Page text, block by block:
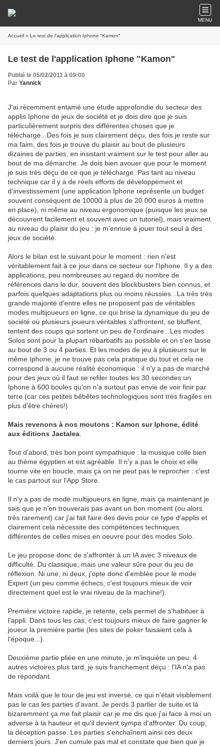
MENU
Accueil » Le test de l'application Iphone "Kamon"
Le test de l'application Iphone "Kamon"
Publié le 05/02/2011 à 09:00
Par Yannick
J'ai récemment entamé une étude approfondie du secteur des
applis Iphone de jeux de société et je dois dire que je suis
particulièrement surpris des différentes choses que je
télécharge...Des fois je suis clairement déçu, des fois je reste sur
ma faim, des fois je trouve du plaisir au bout de plusieurs
dizaines de parties, en insistant vraiment sur le test pour aller au
bout de ma démarche. Je dois bien avouer que pour le moment
je suis très déçu de ce que je télécharge. Pas tant au niveau
technique car il y a de réels efforts de développement et
d'investissement (une application Iphone représente un budget
souvent conséquent de 10000 à plus de 20 000 euros à mettre
en place), ni même au niveau ergonomique (puisque les jeux se
découvrent facilement et souvent avec un tutoriel), mais vraiment
au niveau du plaisir du jeu : je m'ennuie à jouer tout seul à des
jeux de société.
Alors le bilan est le suivant pour le moment : rien n'est
véritablement fait à ce jour dans ce secteur sur l'Iphone. Il y a des
applications, peu nombreuses au regard du nombre de
références dans le dur, souvent des blockbusters bien connus, et
parfois quelques adaptations plus ou moins réussies...La très très
grande majorité d'entre elles ne proposent pas de véritables
modes multijoueurs en ligne, ce qui brise la dynamique du jeu de
société où plusieurs joueurs véritables s'affrontent, se bluffent,
tentent des coups qui sortent un peu de l'ordinaire...Les modes
Solos sont pour la plupart rébarbatifs au possible et on s'en lasse
au bout de 3 ou 4 parties. Et les modes de jeu à plusieurs sur le
même Iphone, je ne trouve pas cela pratique du tout et cela ne
correspond à aucune réalité économique : il n'y a pas de marché
pour des jeux où il faut se refiler toutes les 30 secondes un
Iphone à 600 boules qu'on n'a surtout pas envie de voir finir par
terre (car ces petites bêbêtes technologiques sont très fragiles en
plus d'être chères!)
Mais revenons à nos moutons : Kamon sur Iphone, édité
aux éditions Jactalea
Tout d'abord, très bon point sympathique : la musique colle bien
au thème égyptien et est agréable. Il n'y a pas le choix et elle
tourne vite en boucle, mais ça on ne peut pas le reprocher : c'est
le cas partout sur l'App Store.
Il n'y a pas de mode multijoueurs en ligne, mais ça maintenant je
sais que je n'en trouverais pas avant un bon moment (ou alors
très rarement) car j'ai fait faire des devis pour ce type d'applis et
clairement cela nécessite des compétences techniques
différentes de celles mises en oeuvre pour des modes Solo.
Le jeu propose donc de s'affronter à un IA avec 3 niveaux de
difficulté. Du classique, mais une valeur sûre pour du jeu de
réflexion. Ni une, ni deux, j'opte donc d'emblée pour le mode
Expert (un peu comme échecs, c'est toujours mieux de voir
directement quel est le vrai niveau de la machine!).
Première victoire rapide, je retente, cela permet de s'habituer à
l'appli. Dans tous les cas, c'est toujours mieux de faire gagner le
joueur la première partie (les sites de poker faisaient cela à
l'époque...).
Deuxième partie pliée en une minute, je m'inquiète un peu. 4
autres victoires plus tard, je suis franchement déçu : l'IA n'a pas
de répondant.
Mais voilà que le tour de jeu est inversé, ce qui n'était visiblement
pas le cas les parties d'avant. Je perds 3 partier de suite et là
bizaremment ça me fait plaisir car je me dis que j'ai face à moi un
adverse à la hauteur et qu'il devient sympa d'affronter. Du coup,
la déception passe. Les parties s'enchaînent ainsi ces deux
derniers jours. J'en cumule pas mal et constate que bien que je